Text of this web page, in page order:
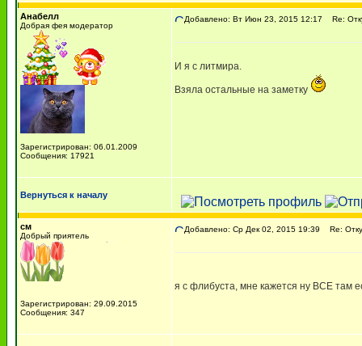
Анабелл
Добрая фея модератор
Зарегистрирован: 06.01.2009
Сообщения: 17921
Добавлено: Вт Июн 23, 2015 12:17 Re:
И я с литмира.
Взяла остальные на заметку
Вернуться к началу
см
Добрый приятель
Зарегистрирован: 29.09.2015
Сообщения: 347
Добавлено: Ср Дек 02, 2015 19:39 Re:
я с флибуста, мне кажется ну ВСЕ там